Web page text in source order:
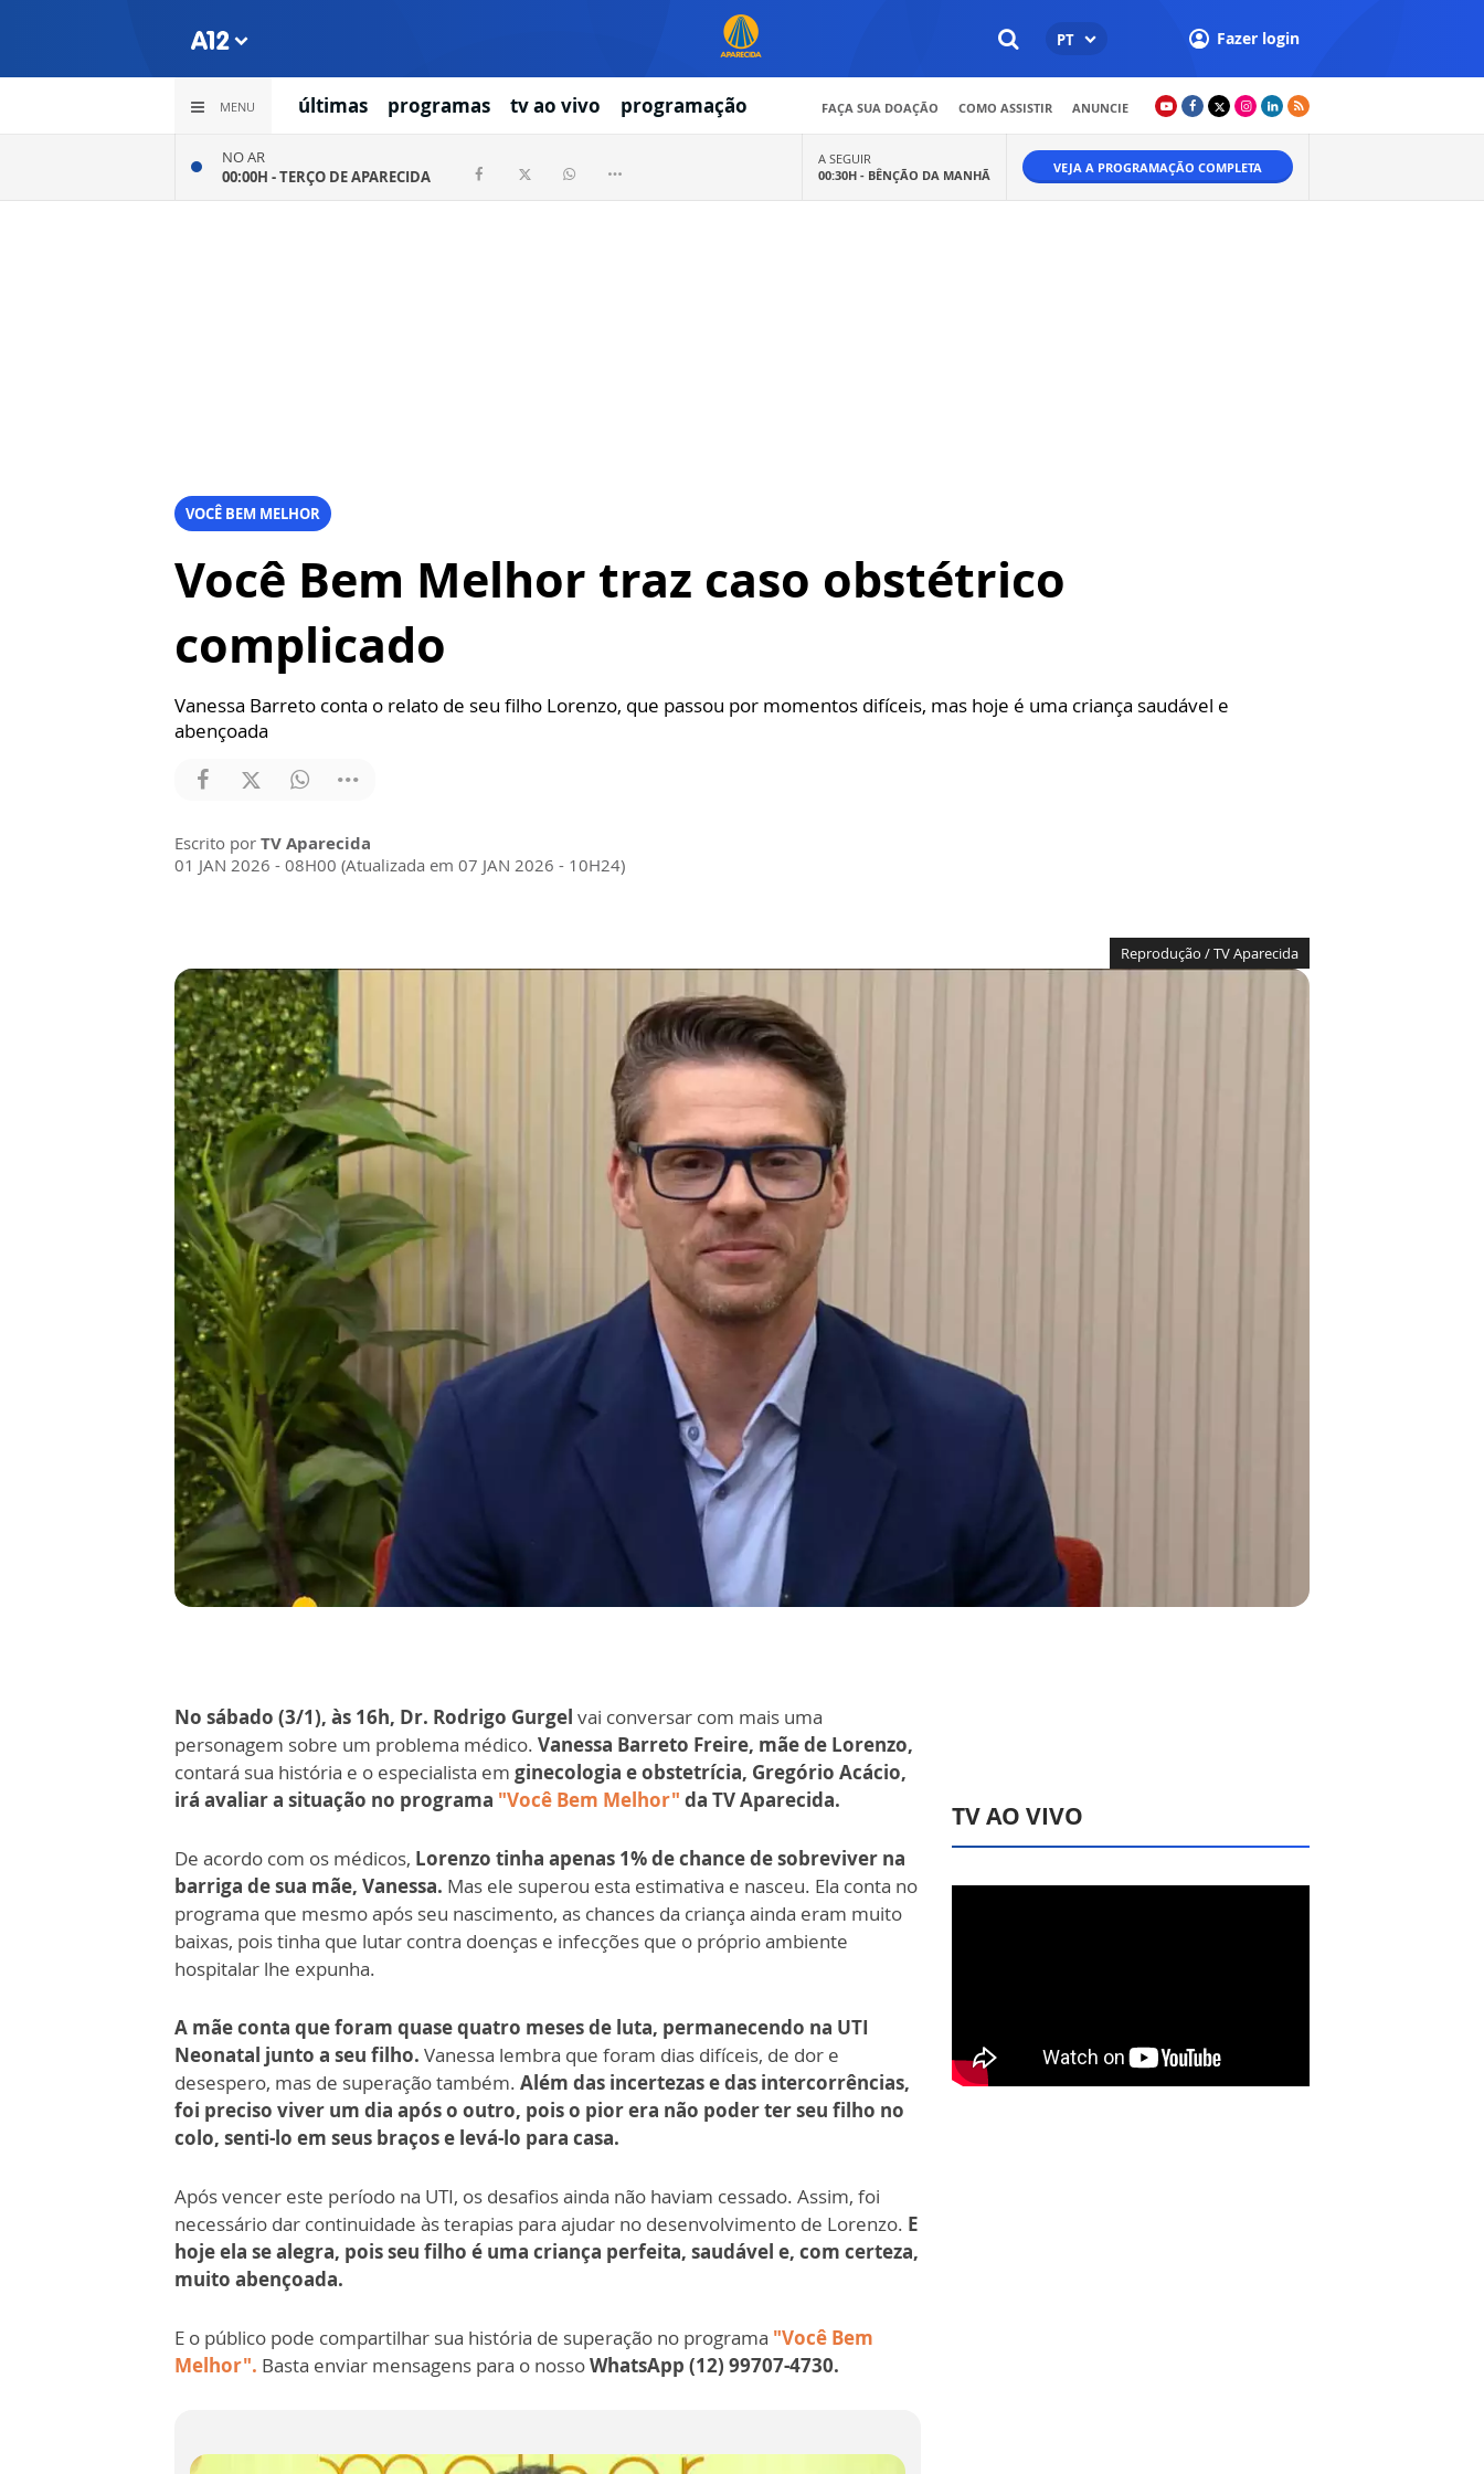
PT Fazer login
MENU últimas programas tv ao vivo programação FAÇA SUA DOAÇÃO COMO ASSISTIR ANUNCIE
NO AR
00:00H -TERÇO DE APARECIDA
A SEGUIR
00:30H - BÊNÇÃO DA MANHÃ VEJA A PROGRAMAÇÃO COMPLETA
VOCÊ BEM MELHOR
Você Bem Melhor traz caso obstétrico
complicado
Vanessa Barreto conta o relato de seu filho Lorenzo, que passou por momentos difíceis, mas hoje é uma criança saudável e
abençoada
Escrito por TV Aparecida
01 JAN 2026 - 08H00 (Atualizada em 07 JAN 2026 - 10H24)
Reprodução / TV Aparecida
No sábado (3/1), às 16h, Dr. Rodrigo Gurgel vai conversar com mais uma
personagem sobre um problema médico. Vanessa Barreto Freire, mãe de Lorenzo,
contará sua história e o especialista em ginecologia e obstetrícia, Gregório Acácio,
irá avaliar a situação no programa "Você Bem Melhor" da TV Aparecida.
De acordo com os médicos, Lorenzo tinha apenas 1% de chance de sobreviver na
barriga de sua mãe, Vanessa. Mas ele superou esta estimativa e nasceu. Ela conta no
programa que mesmo após seu nascimento, as chances da criança ainda eram muito
baixas, pois tinha que lutar contra doenças e infecções que o próprio ambiente
hospitalar lhe expunha.
A mãe conta que foram quase quatro meses de luta, permanecendo na UTI
Neonatal junto a seu filho. Vanessa lembra que foram dias difíceis, de dor e
desespero, mas de superação também. Além das incertezas e das intercorrências,
foi preciso viver um dia após o outro, pois o pior era não poder ter seu filho no
colo, senti-lo em seus braços e levá-lo para casa.
Após vencer este período na UTI, os desafios ainda não haviam cessado. Assim, foi
necessário dar continuidade às terapias para ajudar no desenvolvimento de Lorenzo. E
hoje ela se alegra, pois seu filho é uma criança perfeita, saudável e, com certeza,
muito abençoada.
E o público pode compartilhar sua história de superação no programa "Você Bem
Melhor". Basta enviar mensagens para o nossoWhatsApp (12) 99707-4730.
TV AO VIVO